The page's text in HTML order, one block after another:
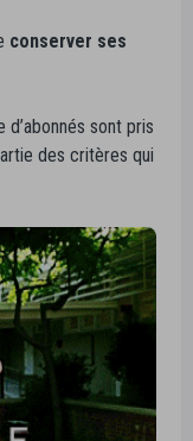
conserver ses
sont pris
des critères qui